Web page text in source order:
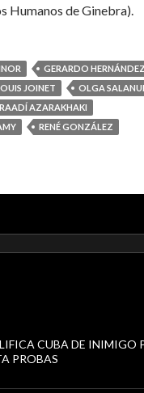
Humanos de Ginebra).
GERARDO HERNÁNDEZ
JOINET
OLGA
RAADÍ AZARAKHAKI
RENÉ GONZÁLEZ
CUBA DE INIMIGO
PROBAS